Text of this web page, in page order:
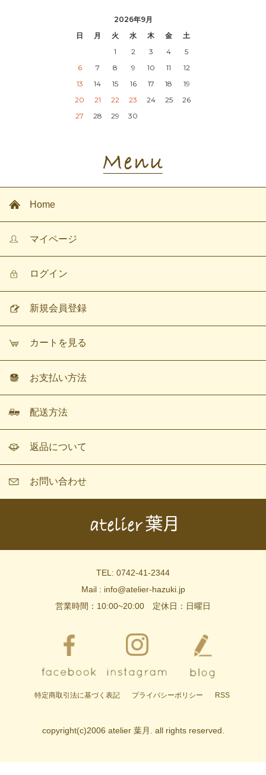
2026年9月
日
月 火 水 木 金
土
1
2 3 4
5
6
7 8 9 10 11
12
13
14 15 16 17 18
19
20
21 22 23 24 25
26
27
28 29 30
Home
マイページ
ログイン
新規会員登録
カートを見る
お支払い方法
配送方法
返品について
お問い合わせ
TEL: 0742-41-2344
Mail : info@atelier-hazuki.jp
営業時間：10:00~20:00 定休日：日曜日
特定商取引法に基づく表記 プライバシーポリシー RSS
copyright(c)2006 atelier 葉月. all rights reserved.